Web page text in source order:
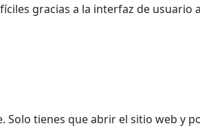
gracias a la interfaz de usuario
tienes que abrir el sitio web y